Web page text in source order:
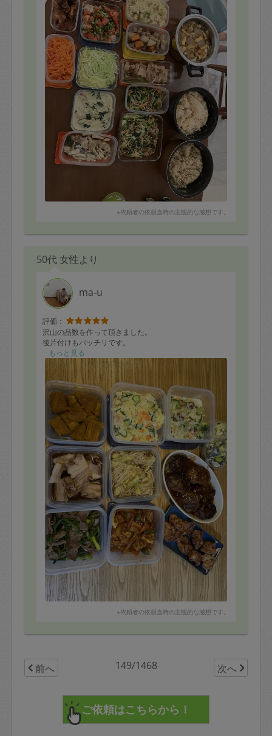
※依頼者の依頼当時の主観的な感想です。
50代 女性より
ma-u
評価：
沢山の品数を作って頂きました。
後片付けもバッチリです。
もっと見る
※依頼者の依頼当時の主観的な感想です。
前へ 149/1468 次へ